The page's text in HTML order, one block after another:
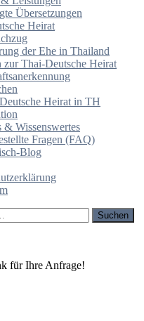
Übersetzungen
Heirat
der Ehe in Thailand
zur Thai-Deutsche Heirat
Heirat in TH
& Wissenswertes
Fragen (FAQ)
Blog
für Ihre Anfrage!